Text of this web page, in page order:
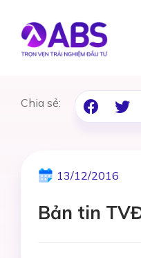
Chia sẻ:
13/12/2016
Bản tin